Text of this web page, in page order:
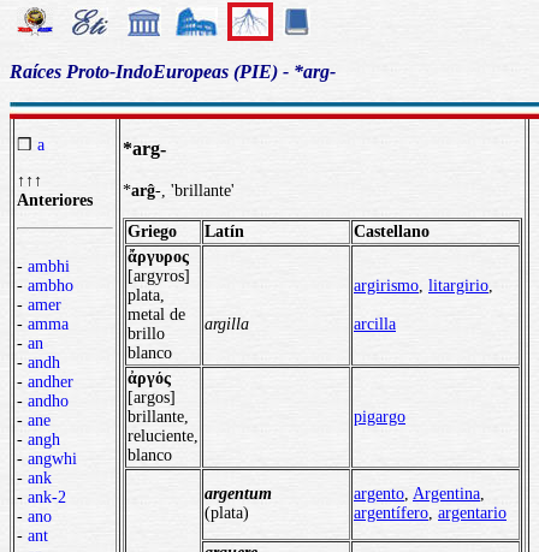
Raíces Proto-IndoEuropeas (PIE) - *arg-
❒ a
↑↑↑
Anteriores
- ambhi
- ambho
- amer
- amma
- an
- andh
- andher
- andho
- ane
- angh
- angwhi
- ank
- ank-2
- ano
- ant
*arg-
*arĝ-, 'brillante'
Griego Latín
Castellano
ἄργυρος
[argyros]
plata,
metal de
brillo
blanco
argilla
argirismo litargirio
arcilla
ἀργός
[argos]
brillante,
reluciente,
blanco
pigargo
argentum
(plata)
argento Argentina
argentífero argentario